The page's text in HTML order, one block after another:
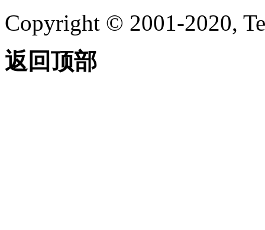
Copyright © 2001-2020,
返回顶部